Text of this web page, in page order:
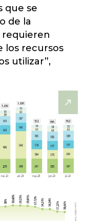
que se
de la
requieren
los recursos
utilizar”,